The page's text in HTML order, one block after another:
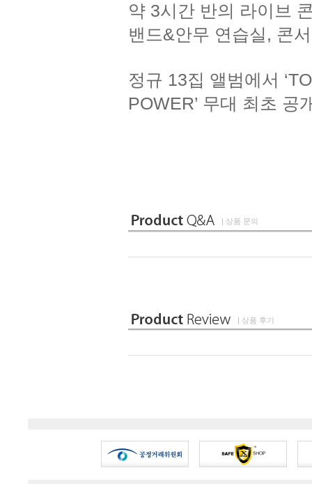
약 3시간 반의 라이브
밴드&안무 연습실, 콘
정규 13집 앨범에서
POWER’ 무대 최초 공
| 상품 문의
| 상품 후기